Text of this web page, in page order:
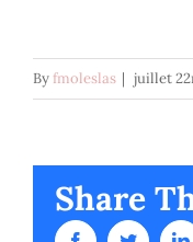
Byfmoleslas | juillet
Share